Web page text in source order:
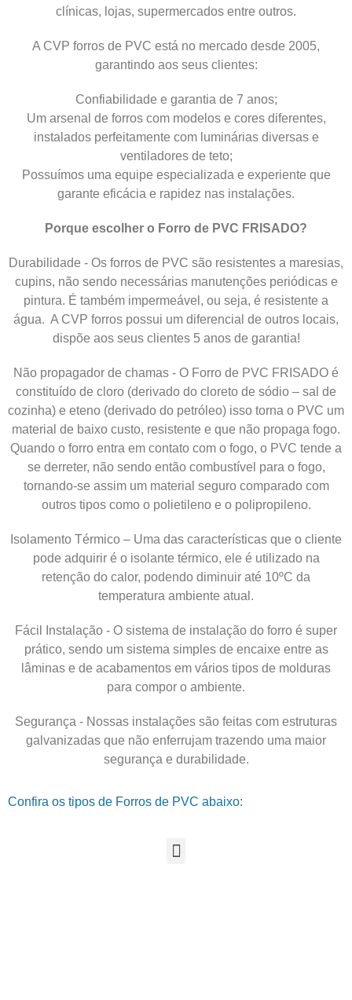
clínicas, lojas, supermercados entre outros.
A CVP forros de PVC está no mercado desde 2005,
garantindo aos seus clientes:
Confiabilidade e garantia de 7 anos;
Um arsenal de forros com modelos e cores diferentes,
instalados perfeitamente com luminárias diversas e
ventiladores de teto;
Possuímos uma equipe especializada e experiente que
garante eficácia e rapidez nas instalações.
Porque escolher o Forro de PVC FRISADO?
Durabilidade - Os forros de PVC são resistentes a maresias,
cupins, não sendo necessárias manutenções periódicas e
pintura. É também impermeável, ou seja, é resistente a
água. A CVP forros possui um diferencial de outros locais,
dispõe aos seus clientes 5 anos de garantia!
Não propagador de chamas - O Forro de PVC FRISADO é
constituído de cloro (derivado do cloreto de sódio – sal de
cozinha) e eteno (derivado do petróleo) isso torna o PVC um
material de baixo custo, resistente e que não propaga fogo.
Quando o forro entra em contato com o fogo, o PVC tende a
se derreter, não sendo então combustível para o fogo,
tornando-se assim um material seguro comparado com
outros tipos como o polietileno e o polipropileno.
Isolamento Térmico – Uma das características que o cliente
pode adquirir é o isolante térmico, ele é utilizado na
retenção do calor, podendo diminuir até 10ºC da
temperatura ambiente atual.
Fácil Instalação - O sistema de instalação do forro é super
prático, sendo um sistema simples de encaixe entre as
lâminas e de acabamentos em vários tipos de molduras
para compor o ambiente.
Segurança - Nossas instalações são feitas com estruturas
galvanizadas que não enferrujam trazendo uma maior
segurança e durabilidade.
Confira os tipos de Forros de PVC abaixo: